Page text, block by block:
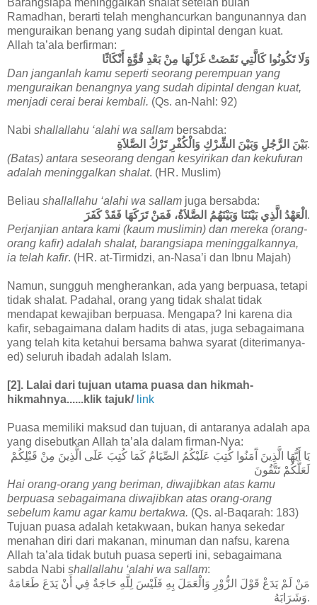
Barangsiapa meninggalkan shalat setelah bulan
Ramadhan, berarti telah menghancurkan bangunannya dan
menguraikan benang yang sudah dipintal dengan kuat.
Allah ta’ala berfirman:
وَلَا تَكُونُوا كَالَّتِي نَقَضَتْ غَزْلَهَا مِنْ بَعْدِ قُوَّةٍ أَنْكَاثًا
Dan janganlah kamu seperti seorang perempuan yang
menguraikan benangnya yang sudah dipintal dengan kuat,
menjadi cerai berai kembali. (Qs. an-Nahl: 92)
Nabi shallallahu ‘alahi wa sallam bersabda:
بَيْنَ الرَّجُلِ وَبَيْنَ الشِّرْكِ وَالْكُفْرِ تَرْكُ الصَّلاَةِ.
(Batas) antara seseorang dengan kesyirikan dan kekufuran
adalah meninggalkan shalat. (HR. Muslim)
Beliau shallallahu ‘alahi wa sallam juga bersabda:
الْعَهْدُ الَّذِي بَيْنَنَا وَبَيْنَهُمُ الصَّلاَةُ، فَمَنْ تَرَكَهَا فَقَدْ كَفَرَ .
Perjanjian antara kami (kaum muslimin) dan mereka (orang-
orang kafir) adalah shalat, barangsiapa meninggalkannya,
ia telah kafir. (HR. at-Tirmidzi, an-Nasa’i dan Ibnu Majah)
Namun, sungguh mengherankan, ada yang berpuasa, tetapi
tidak shalat. Padahal, orang yang tidak shalat tidak
mendapat kewajiban berpuasa. Mengapa? Ini karena dia
kafir, sebagaimana dalam hadits di atas, juga sebagaimana
yang telah kita ketahui bersama bahwa syarat (diterimanya-
ed) seluruh ibadah adalah Islam.
[2]. Lalai dari tujuan utama puasa dan hikmah-
hikmahnya......klik tajuk/ link
Puasa memiliki maksud dan tujuan, di antaranya adalah apa
yang disebutkan Allah ta’ala dalam firman-Nya:
يَا أَيُّهَا الَّذِينَ آَمَنُوا كُتِبَ عَلَيْكُمُ الصِّيَامُ كَمَا كُتِبَ عَلَى الَّذِينَ مِنْ قَبْلِكُمْ
لَعَلَّكُمْ تَتَّقُونَ
Hai orang-orang yang beriman, diwajibkan atas kamu
berpuasa sebagaimana diwajibkan atas orang-orang
sebelum kamu agar kamu bertakwa. (Qs. al-Baqarah: 183)
Tujuan puasa adalah ketakwaan, bukan hanya sekedar
menahan diri dari makanan, minuman dan nafsu, karena
Allah ta’ala tidak butuh puasa seperti ini, sebagaimana
sabda Nabi shallallahu ‘alahi wa sallam:
مَنْ لَمْ يَدَعْ قَوْلَ الزُّوْرِ وَالْعَمَلَ بِهِ فَلَيْسَ لِلَّهِ حَاجَةٌ فِي أَنْ يَدَعَ طَعَامَهُ
وَشَرَابَهُ.